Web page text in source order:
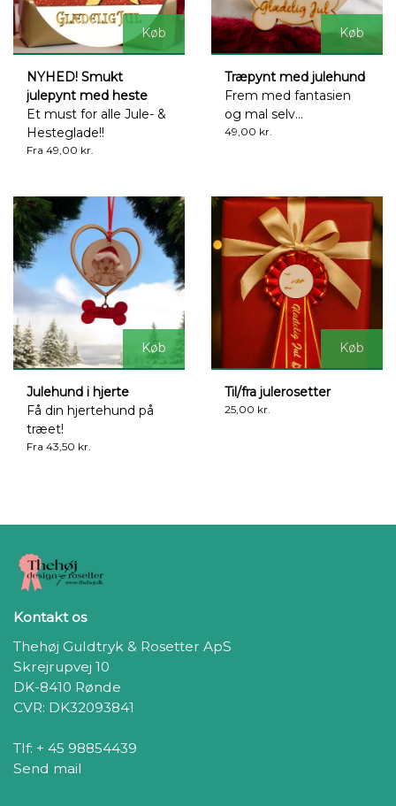
Køb
NYHED! Smukt
julepynt med heste
Et must for alle Jule- &
Hesteglade!!
Fra 49,00 kr.
Køb
Træpynt med julehund
Frem med fantasien
og mal selv...
49,00 kr.
Køb
Julehund i hjerte
Få din hjertehund på
træet!
Fra 43,50 kr.
Køb
Til/fra julerosetter
25,00 kr.
Kontakt os
Thehøj Guldtryk & Rosetter ApS
Skrejrupvej 10
DK-8410 Rønde
CVR: DK32093841
Tlf: + 45 98854439
Send mail